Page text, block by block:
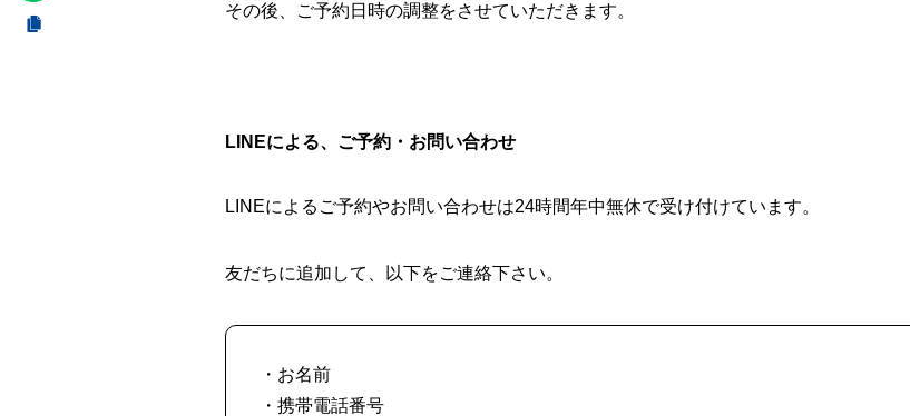
その後、ご予約日時の調整をさせていただきます。
LINEによる、ご予約・お問い合わせ
LINEによるご予約やお問い合わせは24時間年中無休で受け付けています。
友だちに追加して、以下をご連絡下さい。
・お名前
・携帯電話番号